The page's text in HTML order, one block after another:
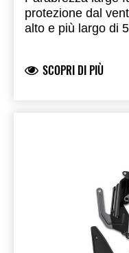
protezione dal
alto e più largo di
SCOPRI DI PIÙ